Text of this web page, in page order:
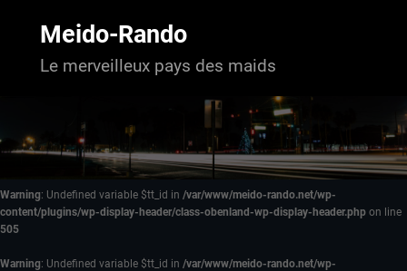
Meido-Rando
Le merveilleux pays des maids
Warning: Undefined variable $tt_id in /var/www/meido-rando.net/wp-
content/plugins/wp-display-header/class-obenland-wp-display-header.php on line
505
Warning: Undefined variable $tt_id in /var/www/meido-rando.net/wp-